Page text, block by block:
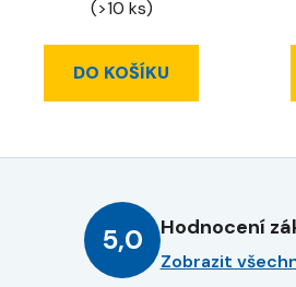
(>10 ks)
DO KOŠÍKU
5,0 Hodnocení
Zobrazit